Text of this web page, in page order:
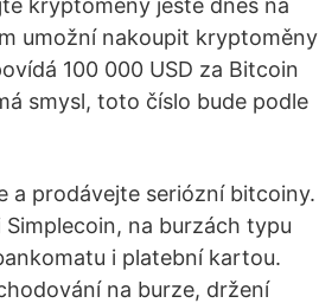
kryptoměny ještě dnes na
umožní nakoupit kryptoměny
100 000 USD za Bitcoin
smysl, toto číslo bude podle
a prodávejte seriózní bitcoiny.
na burzách typu
i platební kartou.
na burze, držení